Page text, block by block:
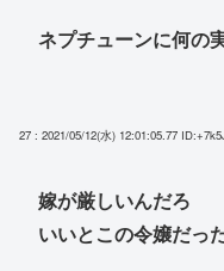
ネプチューンに何の
27 : 2021/05/12(水) 12:01:05.77
嫁が厳しいんだろ
いいとこの令嬢だっ